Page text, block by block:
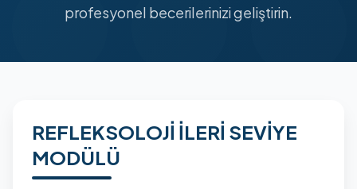
profesyonel becerilerinizi geliştirin.
REFLEKSOLOJİ İLERİ SEVİYE
MODÜLÜ